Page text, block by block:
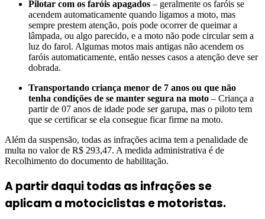
Pilotar com os faróis apagados – geralmente os faróis se
acendem automaticamente quando ligamos a moto, mas
sempre prestem atenção, pois pode ocorrer de queimar a
lâmpada, ou algo parecido, e a moto não pode circular sem a
luz do farol. Algumas motos mais antigas não acendem os
faróis automaticamente, então nesses casos a atenção deve ser
dobrada.
Transportando criança menor de 7 anos ou que não
tenha condições de se manter segura na moto – Criança a
partir de 07 anos de idade pode ser garupa, mas o piloto tem
que se certificar se ela consegue ficar firme na moto.
Além da suspensão, todas as infrações acima tem a penalidade de
multa no valor de R$ 293,47. A medida administrativa é de
Recolhimento do documento de habilitação.
A partir daqui todas as infrações se
aplicam a motociclistas e motoristas.